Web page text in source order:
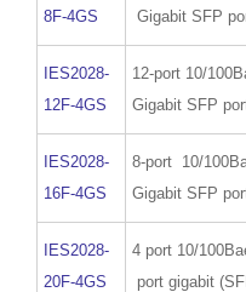
8F-4GS
Gigabit SFP
IES2028-
12F-4GS
12-port 10/
Gigabit SFP
IES2028-
16F-4GS
8-port 10/
Gigabit SFP
IES2028-
20F-4GS
4 port 10/
port gigabit